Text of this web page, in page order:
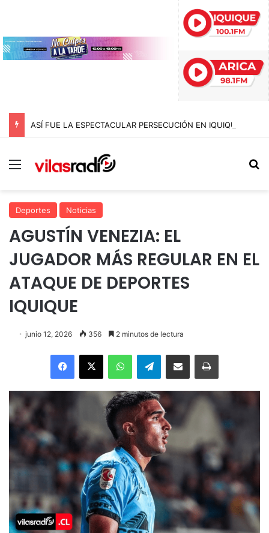
Menú
Deportes Noticias
AGUSTÍN VENEZIA: EL
JUGADOR MÁS REGULAR EN EL
ATAQUE DE DEPORTES
IQUIQUE
junio 12, 2026 356 2 minutos de lectura
Facebook
X WhatsAppTelegramEnviar vía email Imprimir